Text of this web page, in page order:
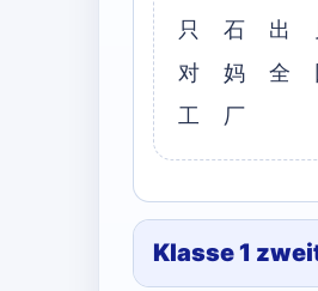
只 石 出
对 妈 全
工 厂
Klasse 1